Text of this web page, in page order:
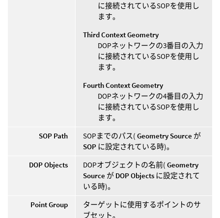
に接続されているSOPを使用し
ます。
Third Context Geometry
DOPネットワークの3番目の入力
に接続されているSOPを使用し
ます。
Fourth Context Geometry
DOPネットワークの4番目の入力
に接続されているSOPを使用し
ます。
SOP Path
SOPまでのパス( Geometry Source が
SOP に設定されている時)。
DOP Objects
DOPオブジェクトの名前( Geometry
Source が DOP Objects に設定されて
いる時)。
Point Group
ターゲットに使用するポイントのサ
ブセット。